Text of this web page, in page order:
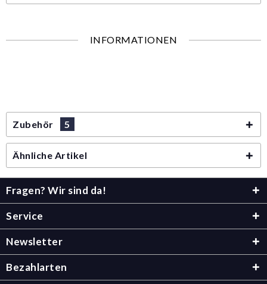
INFORMATIONEN
Zubehör 5
Ähnliche Artikel
Fragen? Wir sind da!
Service
Newsletter
Bezahlarten